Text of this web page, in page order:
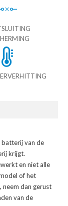
batterij van de
krijgt.
en niet alle
of het
dan gerust
van de